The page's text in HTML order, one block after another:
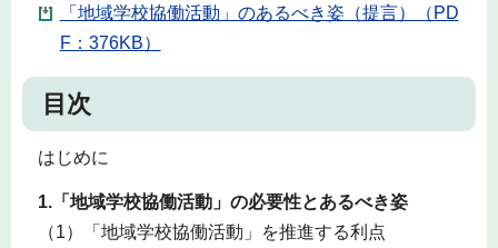
「地域学校協働活動」のあるべき姿（提言）（PD
F：376KB）
目次
はじめに
1.「地域学校協働活動」の必要性とあるべき姿
（1）「地域学校協働活動」を推進する利点